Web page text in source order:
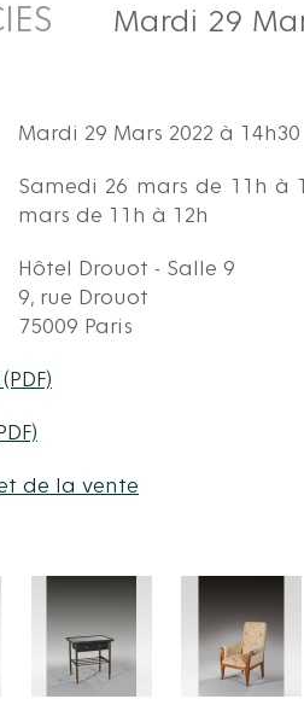
Mardi 29
Mardi 29 Mars 2022 à 14h30
Samedi 26 mars de 11h à
mars de 11h à 12h
Hôtel Drouot - Salle 9
9, rue Drouot
75009 Paris
de la vente